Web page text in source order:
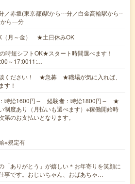
／赤坂(東京都)駅から---分／白金高輪駅から--
ら---分
（月～金） ★土日休みOK
時短シフトOK★スタート時間選べます！
～17:0011:…
ください！ ★急募 ★職場が気に入れば、
す！
時給1600円～ 経験者：時給1800円～ ★
制度あり（月払いも選べます）※稼働開始時
第のお支払いとなります。
※規定有
「ありがとう」が嬉しい＊お年寄りを笑顔に
事です。おじいちゃん、おばあちゃ…